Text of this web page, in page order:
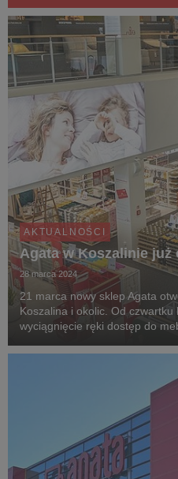
sklepie online na
AKTUALNOŚCI
Agata w Koszalinie już
28 marca 2024
21 marca nowy sklep Agata
Koszalina i okolic. Od
wyciągnięcie ręki dostęp do
produktami z Agaty.